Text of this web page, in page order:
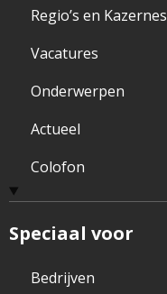
Regio’s en Kazernes
Vacatures
Onderwerpen
Actueel
Colofon
Speciaal voor
Bedrijven